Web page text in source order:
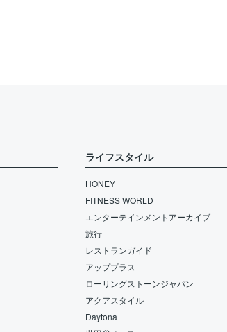
ライフスタイル
HONEY
FITNESS WORLD
エンターテインメントアーカイブ
旅行
レストランガイド
アッププラス
ローリングストーンジャパン
アクアスタイル
Daytona